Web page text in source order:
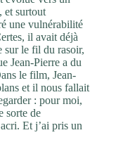
et surtout
une vulnérabilité
il avait déjà
sur le fil du rasoir,
Jean-Pierre a du
le film, Jean-
et il nous fallait
: pour moi,
sorte de
Et j’ai pris un